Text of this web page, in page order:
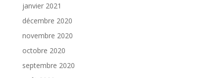
janvier 2021
décembre 2020
novembre 2020
octobre 2020
septembre 2020